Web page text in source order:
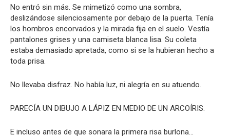
No entró sin más. Se mimetizó como una sombra,
deslizándose silenciosamente por debajo de la puerta. Tenía
los hombros encorvados y la mirada fija en el suelo. Vestía
pantalones grises y una camiseta blanca lisa. Su coleta
estaba demasiado apretada, como si se la hubieran hecho a
toda prisa.
No llevaba disfraz. No había luz, ni alegría en su atuendo.
PARECÍA UN DIBUJO A LÁPIZ EN MEDIO DE UN ARCOÍRIS.
E incluso antes de que sonara la primera risa burlona…